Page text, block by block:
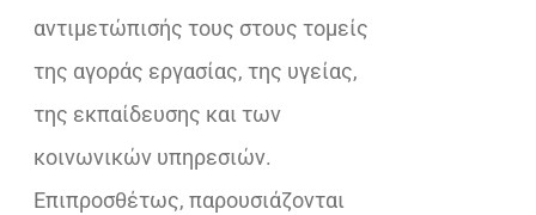
αντιμετώπισής τους στους τομείς
της αγοράς εργασίας, της υγείας,
της εκπαίδευσης και των
κοινωνικών υπηρεσιών.
Επιπροσθέτως, παρουσιάζονται